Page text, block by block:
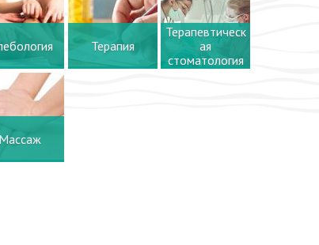
Терапия
Терапевтическ
ая
стоматология
Массаж